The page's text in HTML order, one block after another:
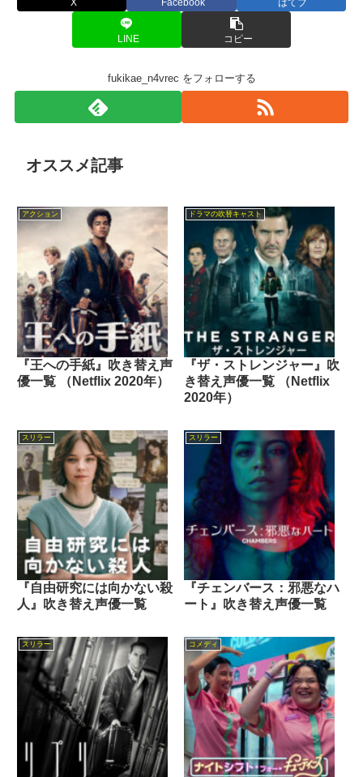
X Facebook はてブ
LINE コピー
fukikae_n4vrec をフォローする
オススメ記事
アクション
『王への手紙』吹き替え声
優一覧 （Netflix 2020年）
ドラマの吹替キャスト
『ザ・ストレンジャー』吹
き替え声優一覧 （Netflix
2020年）
スリラー
『自由研究には向かない殺
人』吹き替え声優一覧
スリラー
『チェンバース：邪悪なハ
ート』吹き替え声優一覧
スリラー コメディ